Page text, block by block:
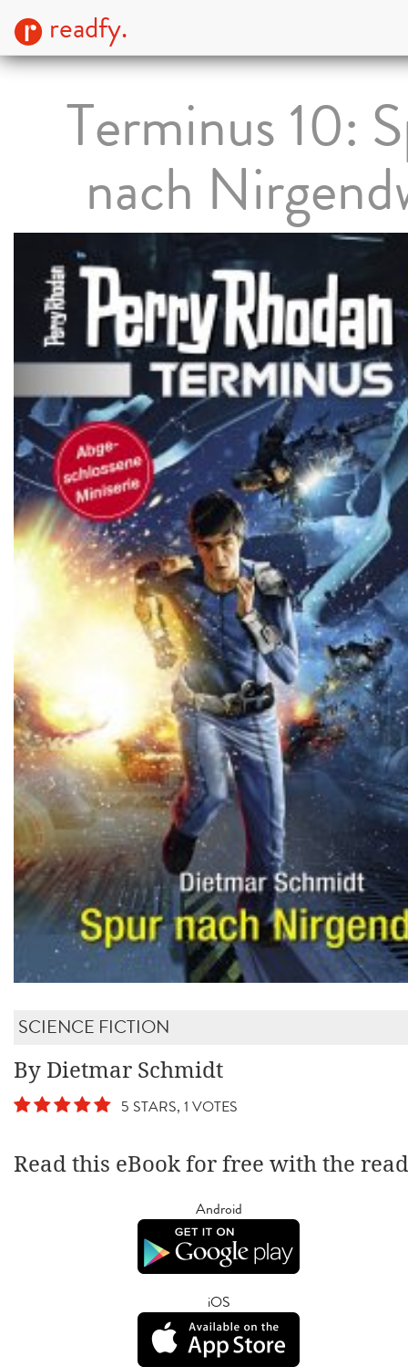
readfy.
Terminus 10:
nach
SCIENCE FICTION
By Dietmar Schmidt
5 STARS, 1 VOTES
Read this eBook for free with the
Android
iOS